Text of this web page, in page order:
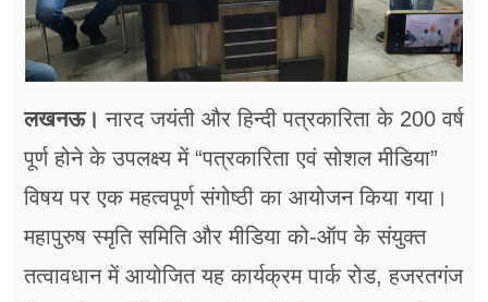
शिक्षा
अन्य खबरें
लखनऊ। नारद जयंती और हिन्दी पत्रकारिता के 200 वर्ष
पूर्ण होने के उपलक्ष्य में “पत्रकारिता एवं सोशल मीडिया”
विषय पर एक महत्वपूर्ण संगोष्ठी का आयोजन किया गया।
महापुरुष स्मृति समिति और मीडिया को-ऑप के संयुक्त
तत्वावधान में आयोजित यह कार्यक्रम पार्क रोड, हजरतगंज